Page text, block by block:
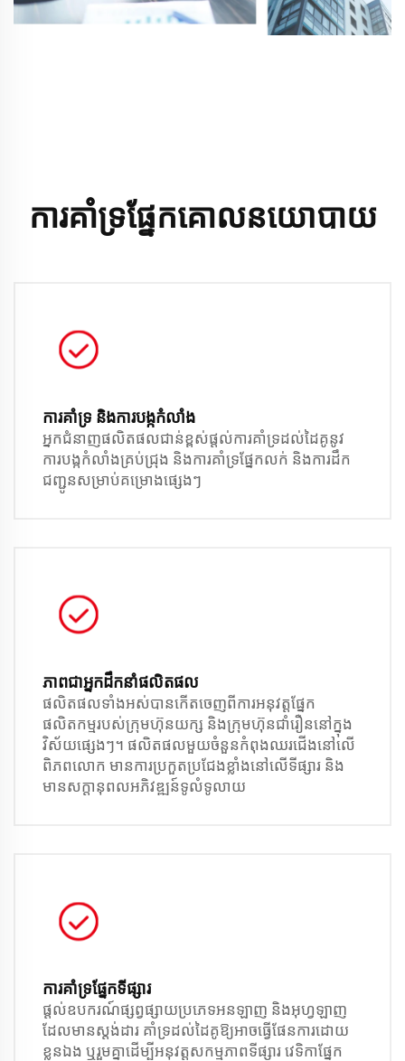
ការគាំទ្រផ្នែកគោលនយោបាយ
ការគាំទ្រ និងការបង្កកំលាំង
អ្នកជំនាញផលិតផលជាន់ខ្ពស់ផ្តល់ការគាំទ្រដល់ដៃគូនូវ
ការបង្កកំលាំងគ្រប់ជ្រុង និងការគាំទ្រផ្នែកលក់ និងការដឹក
ជញ្ជូនសម្រាប់គម្រោងផ្សេងៗ
ភាពជាអ្នកដឹកនាំផលិតផល
ផលិតផលទាំងអស់បានកើតចេញពីការអនុវត្តផ្នែក
ផលិតកម្មរបស់ក្រុមហ៊ុនយក្ស និងក្រុមហ៊ុនជាំរឿននៅក្នុង
វិស័យផ្សេងៗ។ ផលិតផលមួយចំនួនកំពុងឈរជើងនៅលើ
ពិភពលោក មានការប្រកួតប្រជែងខ្លាំងនៅលើទីផ្សារ និង
មានសក្តានុពលអភិវឌ្ឍន៍ទូលំទូលាយ
ការគាំទ្រផ្នែកទីផ្សារ
ផ្តល់ឧបករណ៍ផ្សព្វផ្សាយប្រភេទអនឡាញ និងអុហ្វឡាញ
ដែលមានស្តង់ដារ គាំទ្រដល់ដៃគូឱ្យអាចធ្វើផែនការដោយ
ខ្លួនឯង ឬរួមគ្នាដើម្បីអនុវត្តសកម្មភាពទីផ្សារ វេទិកាផ្នែក